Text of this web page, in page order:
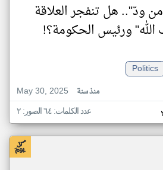
ودّ".. هل تنفجر العلاقة
ورئيس الحكومة؟!
Politics
May 30, 2025
منذ سنة
عدد الكلمات: ٦٤ الصور: ٢